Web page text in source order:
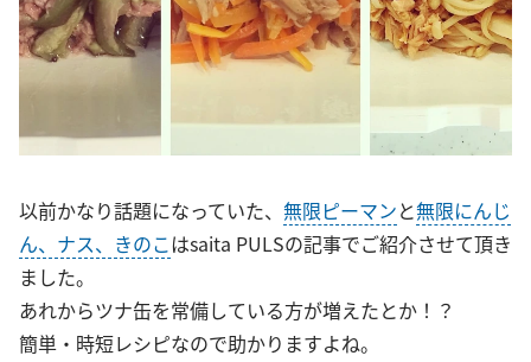
以前かなり話題になっていた、 無限ピーマンと無限にんじ
ん、ナス、きのこはsaita PULSの記事でご紹介させて頂き
ました。
あれからツナ缶を常備している方が増えたとか！？
簡単・時短レシピなので助かりますよね。